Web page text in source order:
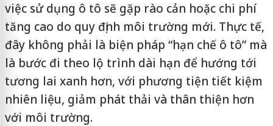
việc sử dụng ô tô sẽ gặp rào cản hoặc chi phí
tăng cao do quy định môi trường mới. Thực tế,
đây không phải là biện pháp “hạn chế ô tô” mà
là bước đi theo lộ trình dài hạn để hướng tới
tương lai xanh hơn, với phương tiện tiết kiệm
nhiên liệu, giảm phát thải và thân thiện hơn
với môi trường.